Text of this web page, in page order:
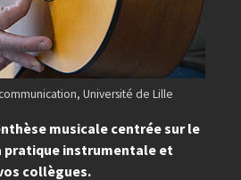
Université de Lille
musicale centrée sur le
pratique instrumentale et
collègues.